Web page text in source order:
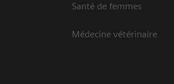
Santé de femmes
Médecine vétérinaire